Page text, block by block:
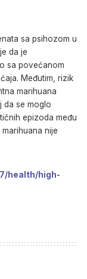
sa psihozom u
da je
sa povećanom
Međutim, rizik
marihuana
da se moglo
epizoda među
nije
health/high-